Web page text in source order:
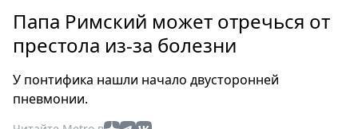
Россия
Мир
Еда
Папа Римский может отречься от
престола из-за болезни
У понтифика нашли начало двусторонней
пневмонии.